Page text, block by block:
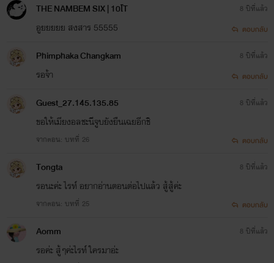
THE NAMBEM SIX | 10โT
อูยยยยย สงสาร 55555
8 ปีที่แล้ว
ตอบกลับ
Phimphaka Changkam
รอจ้า
8 ปีที่แล้ว
ตอบกลับ
Guest_27.145.135.85
ขอให้เมียงอลชะนีจูบยังยืนเฉยอีกชิ
จากตอน: บทที่ 26
8 ปีที่แล้ว
ตอบกลับ
Tongta
รอนะค่ะ ไรท์ อยากอ่านตอนต่อไปเเล้ว สู้สู้ค่ะ
จากตอน: บทที่ 25
8 ปีที่แล้ว
ตอบกลับ
Aomm
รอค่ะ​ สู้ๆค่ะไรท์​ ใครมาอ่ะ​
8 ปีที่แล้ว